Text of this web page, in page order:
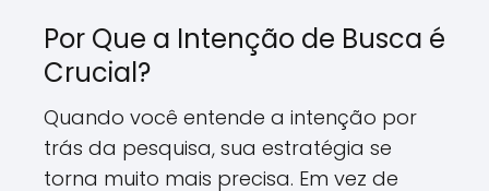
Por Que a Intenção de Busca é
Crucial?
Quando você entende a intenção por
trás da pesquisa, sua estratégia se
torna muito mais precisa. Em vez de